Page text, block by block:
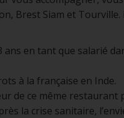
Brest Siam et
en tant que salarié
à la française en Inde.
de ce même restaurant
la crise sanitaire,